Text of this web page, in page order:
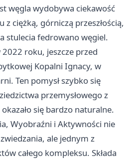
węgla wydobywa ciekawość
z ciężką, górniczą przeszłością,
stulecia fedrowano węgiel.
2022 roku, jeszcze przed
Kopalni Ignacy, w
Ten pomysł szybko się
przemysłowego z
się bardzo naturalne.
Wyobraźni i Aktywności nie
ale jednym z
całego kompleksu. Składa